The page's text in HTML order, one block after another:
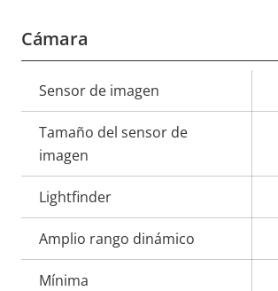
Cámara
Descripción
de
propiedad
la
propiedad
Sensor de imagen
Tamaño del sensor de
imagen
Lightfinder
Amplio rango dinámico
Mínima